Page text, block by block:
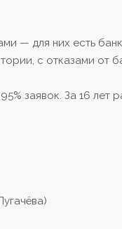
— для них есть
с отказами от
заявок. За 16 лет